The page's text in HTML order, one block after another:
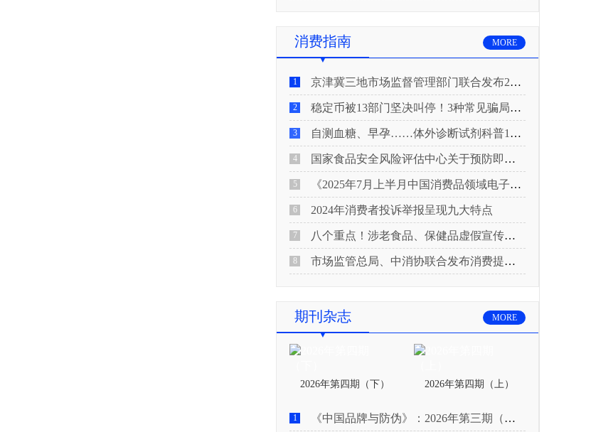
消费指南 MORE
1 京津冀三地市场监督管理部门联合发布2026年春节期间消费提示
2 稳定币被13部门坚决叫停！3种常见骗局“套路”曝光
3 自测血糖、早孕……体外诊断试剂科普10问来了！建议收藏
4 国家食品安全风险评估中心关于预防即食真空包装肉制品肉毒中毒的风险提示
5 《2025年7月上半月中国消费品领域电子电器行业产品质量投诉分析报告》
6 2024年消费者投诉举报呈现九大特点
7 八个重点！涉老食品、保健品虚假宣传识别技巧
8 市场监管总局、中消协联合发布消费提示：关注检测报告：果蔬安全的“通行证”
期刊杂志 MORE
2026年第四期（下） 2026年第四期（上）
1 《中国品牌与防伪》：2026年第三期（下）